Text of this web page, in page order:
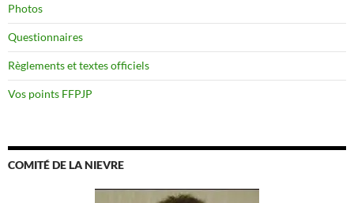
Photos
Questionnaires
Règlements et textes officiels
Vos points FFPJP
COMITÉ DE LA NIEVRE